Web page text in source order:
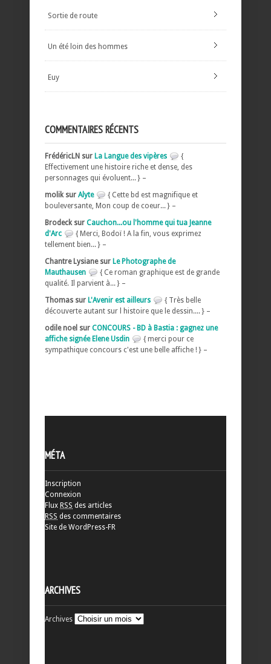
Sortie de route
Un été loin des hommes
Euy
COMMENTAIRES RÉCENTS
FrédéricLN sur La Langue des vipères
{
Effectivement une histoire riche et dense, des
personnages qui évoluent... } –
molik sur Alyte
{ Cette bd est magnifique et
bouleversante, Mon coup de coeur... } –
Brodeck sur Cauchon...ou l'homme qui tua Jeanne
d'Arc
{ Merci, Bodoï ! A la fin, vous exprimez
tellement bien... } –
Chantre Lysiane sur Le Photographe de
Mauthausen
{ Ce roman graphique est de grande
qualité. Il parvient à... } –
Thomas sur L'Avenir est ailleurs
{ Très belle
découverte autant sur l histoire que le dessin.... } –
odile noel sur CONCOURS - BD à Bastia : gagnez une
affiche signée Elene Usdin
{ merci pour ce
sympathique concours c'est une belle affiche ! } –
MÉTA
Inscription
Connexion
Flux RSS des articles
RSS des commentaires
Site de WordPress-FR
ARCHIVES
Archives